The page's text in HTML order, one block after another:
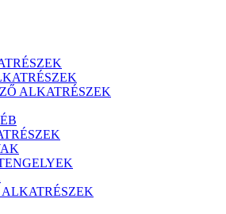
ALKATRÉSZEK
ALKATRÉSZEK